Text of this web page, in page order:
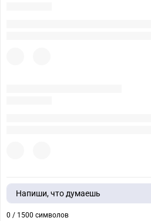
Напиши, что думаешь
0 / 1500 символов